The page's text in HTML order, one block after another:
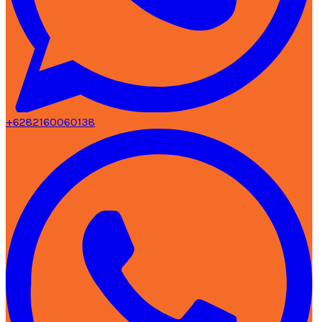
+6282160060138